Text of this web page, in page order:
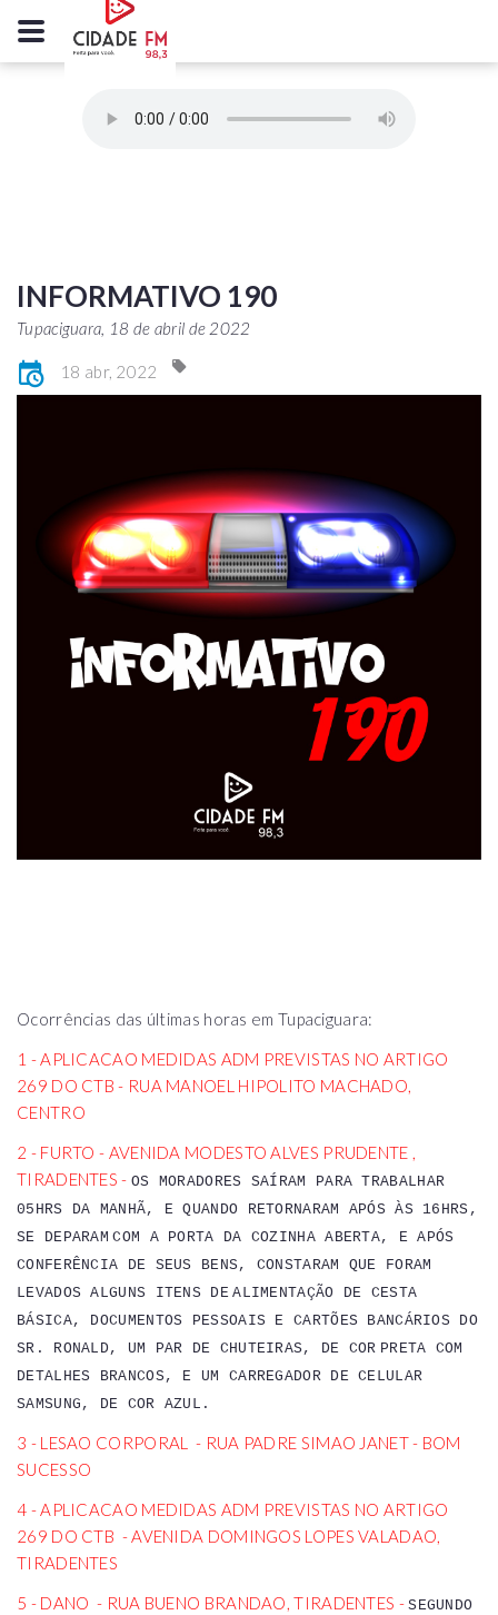
INFORMATIVO 190
Tupaciguara, 18 de abril de 2022
18 abr, 2022
Ocorrências das últimas horas em Tupaciguara:
1 - APLICACAO MEDIDAS ADM PREVISTAS NO ARTIGO
269 DO CTB - RUA MANOEL HIPOLITO MACHADO,
CENTRO
2 - FURTO - AVENIDA MODESTO ALVES PRUDENTE ,
TIRADENTES - OS MORADORES SAÍRAM PARA TRABALHAR
05HRS DA MANHÃ, E QUANDO RETORNARAM APÓS ÀS 16HRS,
SE DEPARAM COM A PORTA DA COZINHA ABERTA, E APÓS
CONFERÊNCIA DE SEUS BENS, CONSTARAM QUE FORAM
LEVADOS ALGUNS ITENS DE ALIMENTAÇÃO DE CESTA
BÁSICA, DOCUMENTOS PESSOAIS E CARTÕES BANCÁRIOS DO
SR. RONALD, UM PAR DE CHUTEIRAS, DE COR PRETA COM
DETALHES BRANCOS, E UM CARREGADOR DE CELULAR
SAMSUNG, DE COR AZUL.
3 - LESAO CORPORAL - RUA PADRE SIMAO JANET - BOM
SUCESSO
4 - APLICACAO MEDIDAS ADM PREVISTAS NO ARTIGO
269 DO CTB - AVENIDA DOMINGOS LOPES VALADAO,
TIRADENTES
5 - DANO - RUA BUENO BRANDAO, TIRADENTES -SEGUNDO